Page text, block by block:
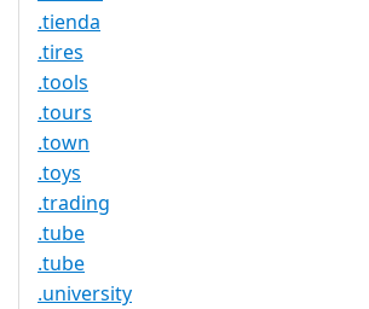
.tienda
.tires
.tools
.tours
.town
.toys
.trading
.tube
.tube
.university